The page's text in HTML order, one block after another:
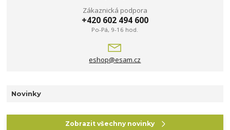
Zákaznická podpora
+420 602 494 600
Po-Pá, 9-16 hod.
eshop@esam.cz
Novinky
Zobrazit všechny novinky